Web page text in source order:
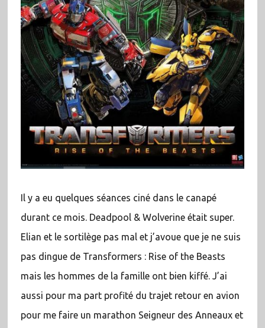
Il y a eu quelques séances ciné dans le canapé
durant ce mois. Deadpool & Wolverine était super.
Elian et le sortilège pas mal et j’avoue que je ne suis
pas dingue de Transformers : Rise of the Beasts
mais les hommes de la famille ont bien kiffé. J’ai
aussi pour ma part profité du trajet retour en avion
pour me faire un marathon Seigneur des Anneaux et